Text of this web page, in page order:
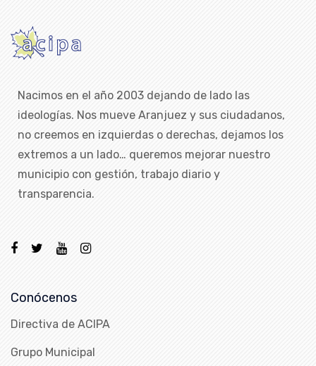
Nacimos en el año 2003 dejando de lado las
ideologías. Nos mueve Aranjuez y sus ciudadanos,
no creemos en izquierdas o derechas, dejamos los
extremos a un lado… queremos mejorar nuestro
municipio con gestión, trabajo diario y
transparencia.
Conócenos
Directiva de ACIPA
Grupo Municipal